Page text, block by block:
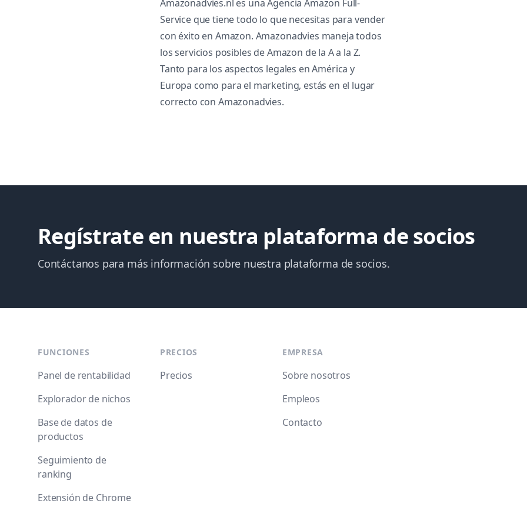
Amazonadvies.nl es una Agencia Amazon Full-
Service que tiene todo lo que necesitas para vender
con éxito en Amazon. Amazonadvies maneja todos
los servicios posibles de Amazon de la A a la Z.
Tanto para los aspectos legales en América y
Europa como para el marketing, estás en el lugar
correcto con Amazonadvies.
Regístrate en nuestra plataforma de socios
Contáctanos para más información sobre nuestra plataforma de socios.
FUNCIONES
Panel de rentabilidad
Explorador de nichos
Base de datos de
productos
Seguimiento de
ranking
Extensión de Chrome
PRECIOS
Precios
EMPRESA
Sobre nosotros
Empleos
Contacto